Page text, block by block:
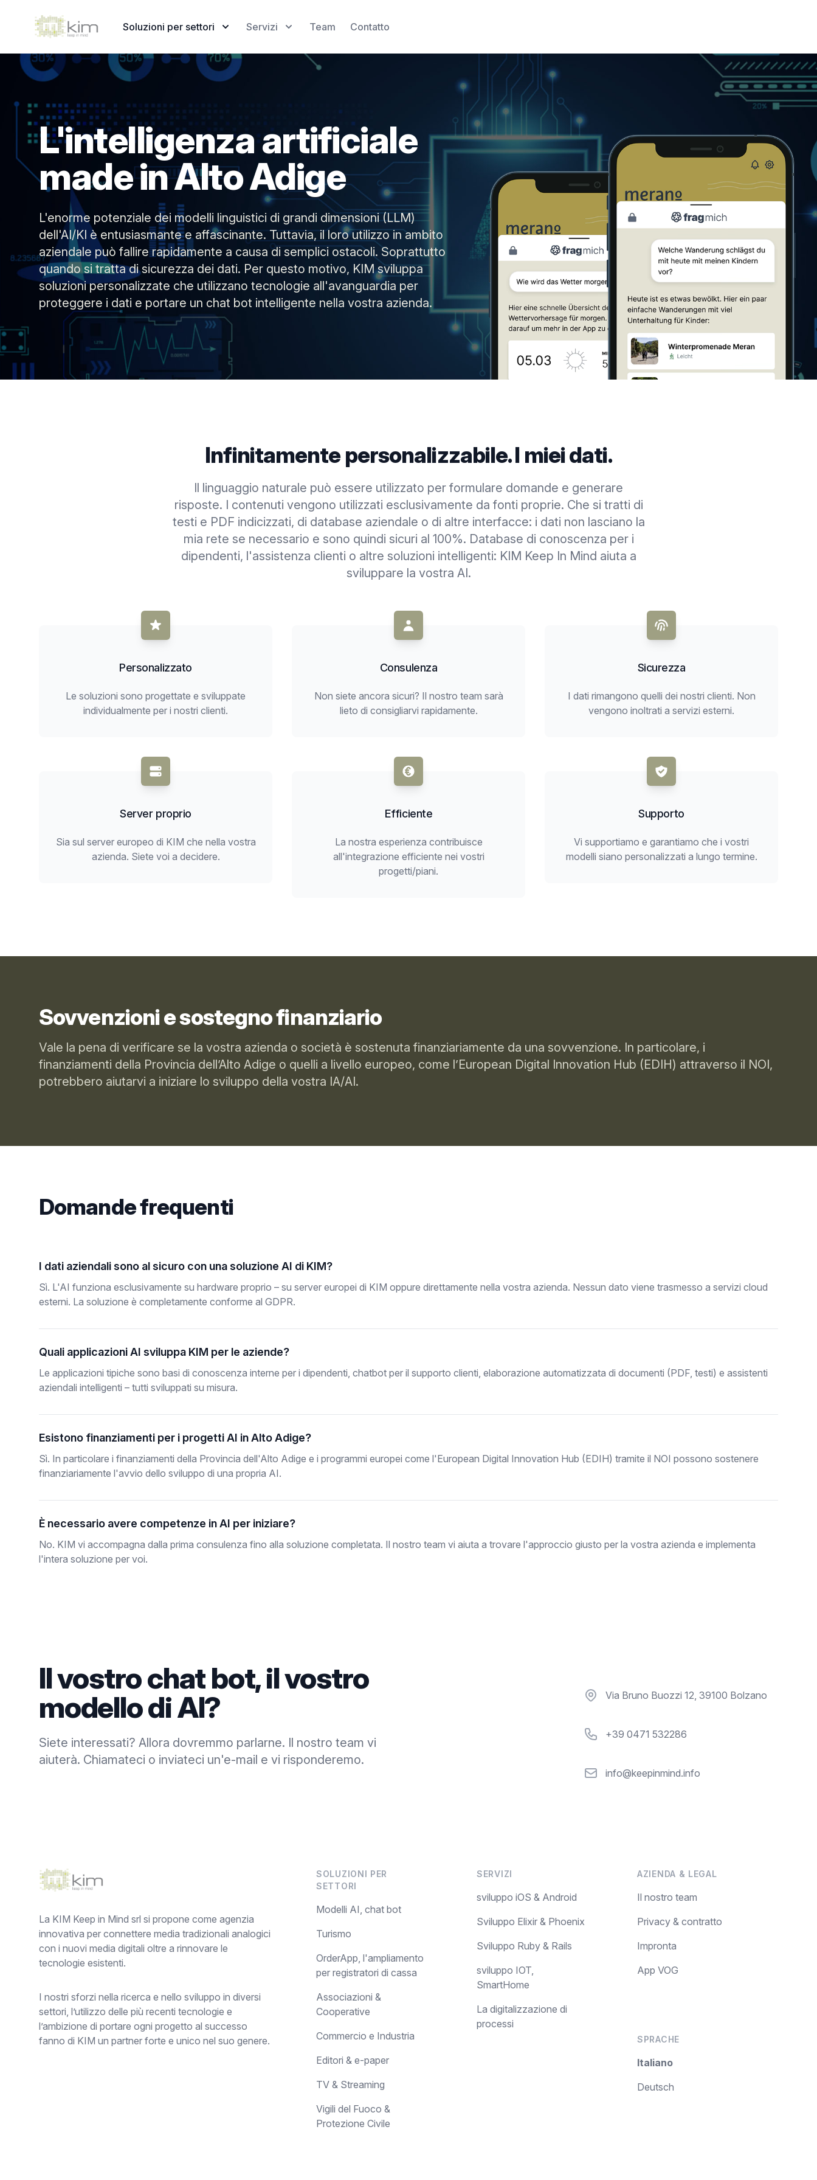
Modelli di AI per le aziende, 100% su hardware proprio
Soluzioni per settori Servizi Team Contatto
L'intelligenza artificiale
made in Alto Adige
L'enorme potenziale dei modelli linguistici di grandi dimensioni (LLM)
dell'AI/KI è entusiasmante e affascinante. Tuttavia, il loro utilizzo in ambito
aziendale può fallire rapidamente a causa di semplici ostacoli. Soprattutto
quando si tratta di sicurezza dei dati. Per questo motivo, KIM sviluppa
soluzioni personalizzate che utilizzano tecnologie all'avanguardia per
proteggere i dati e portare un chat bot intelligente nella vostra azienda.
Infinitamente personalizzabile. I miei dati.
Il linguaggio naturale può essere utilizzato per formulare domande e generare
risposte. I contenuti vengono utilizzati esclusivamente da fonti proprie. Che si tratti di
testi e PDF indicizzati, di database aziendale o di altre interfacce: i dati non lasciano la
mia rete se necessario e sono quindi sicuri al 100%. Database di conoscenza per i
dipendenti, l'assistenza clienti o altre soluzioni intelligenti: KIM Keep In Mind aiuta a
sviluppare la vostra AI.
Personalizzato
Le soluzioni sono progettate e sviluppate
individualmente per i nostri clienti.
Consulenza
Non siete ancora sicuri? Il nostro team sarà
lieto di consigliarvi rapidamente.
Sicurezza
I dati rimangono quelli dei nostri clienti. Non
vengono inoltrati a servizi esterni.
Server proprio
Sia sul server europeo di KIM che nella vostra
azienda. Siete voi a decidere.
Efficiente
La nostra esperienza contribuisce
all'integrazione efficiente nei vostri
progetti/piani.
Supporto
Vi supportiamo e garantiamo che i vostri
modelli siano personalizzati a lungo termine.
Sovvenzioni e sostegno finanziario
Vale la pena di verificare se la vostra azienda o società è sostenuta finanziariamente da una sovvenzione. In particolare, i
finanziamenti della Provincia dell’Alto Adige o quelli a livello europeo, come l’European Digital Innovation Hub (EDIH) attraverso il NOI,
potrebbero aiutarvi a iniziare lo sviluppo della vostra IA/AI.
Domande frequenti
I dati aziendali sono al sicuro con una soluzione AI di KIM?
Sì. L'AI funziona esclusivamente su hardware proprio – su server europei di KIM oppure direttamente nella vostra azienda. Nessun dato viene trasmesso a servizi cloud
esterni. La soluzione è completamente conforme al GDPR.
Quali applicazioni AI sviluppa KIM per le aziende?
Le applicazioni tipiche sono basi di conoscenza interne per i dipendenti, chatbot per il supporto clienti, elaborazione automatizzata di documenti (PDF, testi) e assistenti
aziendali intelligenti – tutti sviluppati su misura.
Esistono finanziamenti per i progetti AI in Alto Adige?
Sì. In particolare i finanziamenti della Provincia dell'Alto Adige e i programmi europei come l'European Digital Innovation Hub (EDIH) tramite il NOI possono sostenere
finanziariamente l'avvio dello sviluppo di una propria AI.
È necessario avere competenze in AI per iniziare?
No. KIM vi accompagna dalla prima consulenza fino alla soluzione completata. Il nostro team vi aiuta a trovare l'approccio giusto per la vostra azienda e implementa
l'intera soluzione per voi.
Il vostro chat bot, il vostro
modello di AI?
Siete interessati? Allora dovremmo parlarne. Il nostro team vi
aiuterà. Chiamateci o inviateci un'e-mail e vi risponderemo.
Via Bruno Buozzi 12, 39100 Bolzano
+39 0471 532286
info@keepinmind.info
La KIM Keep in Mind srl si propone come agenzia
innovativa per connettere media tradizionali analogici
con i nuovi media digitali oltre a rinnovare le
tecnologie esistenti.
I nostri sforzi nella ricerca e nello sviluppo in diversi
settori, l’utilizzo delle più recenti tecnologie e
l’ambizione di portare ogni progetto al successo
fanno di KIM un partner forte e unico nel suo genere.
SOLUZIONI PER
SETTORI
Modelli AI, chat bot
Turismo
OrderApp, l'ampliamento
per registratori di cassa
Associazioni &
Cooperative
Commercio e Industria
Editori & e-paper
TV & Streaming
Vigili del Fuoco &
Protezione Civile
SERVIZI
sviluppo iOS & Android
Sviluppo Elixir & Phoenix
Sviluppo Ruby & Rails
sviluppo IOT,
SmartHome
La digitalizzazione di
processi
AZIENDA & LEGAL
Il nostro team
Privacy & contratto
Impronta
App VOG
SPRACHE
Italiano
Deutsch